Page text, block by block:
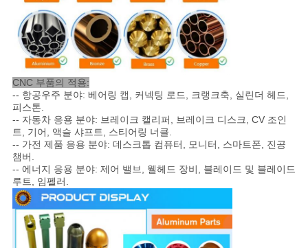
지
도
개
인
정
보
CNC 부품의 적용:
-- 항공우주 분야: 베어링 캡, 커넥팅 로드, 크랭크축, 실린더 헤드,
피스톤.
-- 자동차 응용 분야: 브레이크 캘리퍼, 브레이크 디스크, CV 조인
트, 기어, 액슬 샤프트, 스티어링 너클.
-- 가전 제품 응용 분야: 데스크톱 컴퓨터, 모니터, 스마트폰, 진공
챔버.
-- 에너지 응용 분야: 제어 밸브, 웰헤드 장비, 블레이드 및 블레이드
루트, 임펠러.